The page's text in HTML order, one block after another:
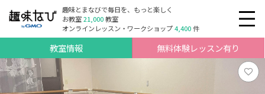
趣味とまなびで毎日を、もっと楽しく
お教室21,000教室
オンラインレッスン・ワークショップ4,400件
教室情報 無料体験レッスン有り